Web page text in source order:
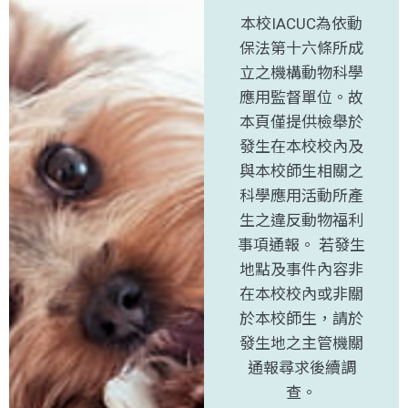
本校IACUC為依動
保法第十六條所成
立之機構動物科學
應用監督單位。故
本頁僅提供檢舉於
發生在本校校內及
與本校師生相關之
科學應用活動所產
生之違反動物福利
事項通報。 若發生
地點及事件內容非
在本校校內或非關
於本校師生，請於
發生地之主管機關
通報尋求後續調
查。